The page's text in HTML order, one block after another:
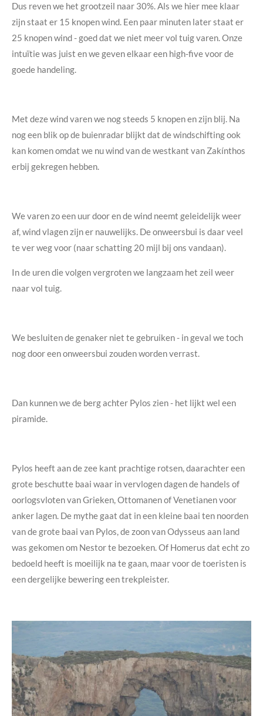
Dus reven we het grootzeil naar 30%. Als we hier mee klaar
zijn staat er 15 knopen wind. Een paar minuten later staat er
25 knopen wind - goed dat we niet meer vol tuig varen. Onze
intuïtie was juist en we geven elkaar een high-five voor de
goede handeling.
Met deze wind varen we nog steeds 5 knopen en zijn blij. Na
nog een blik op de buienradar blijkt dat de windschifting ook
kan komen omdat we nu wind van de westkant van Zakínthos
erbij gekregen hebben.
We varen zo een uur door en de wind neemt geleidelijk weer
af, wind vlagen zijn er nauwelijks. De onweersbui is daar veel
te ver weg voor (naar schatting 20 mijl bij ons vandaan).
In de uren die volgen vergroten we langzaam het zeil weer
naar vol tuig.
We besluiten de genaker niet te gebruiken - in geval we toch
nog door een onweersbui zouden worden verrast.
Dan kunnen we de berg achter Pylos zien - het lijkt wel een
piramide.
Pylos heeft aan de zee kant prachtige rotsen, daarachter een
grote beschutte baai waar in vervlogen dagen de handels of
oorlogsvloten van Grieken, Ottomanen of Venetianen voor
anker lagen. De mythe gaat dat in een kleine baai ten noorden
van de grote baai van Pylos, de zoon van Odysseus aan land
was gekomen om Nestor te bezoeken. Of Homerus dat echt zo
bedoeld heeft is moeilijk na te gaan, maar voor de toeristen is
een dergelijke bewering een trekpleister.